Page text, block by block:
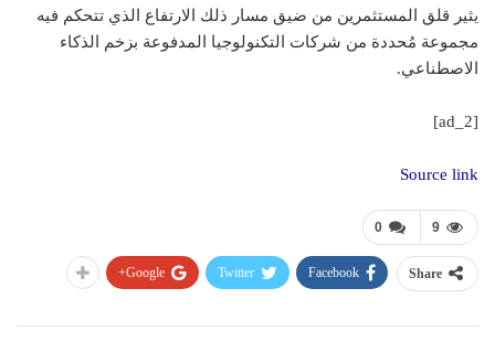
يثير قلق المستثمرين من ضيق مسار ذلك الارتفاع الذي تتحكم فيه
مجموعة مُحددة من شركات التكنولوجيا المدفوعة بزخم الذكاء
الاصطناعي.
[ad_2]
Source link
0 9
Share
Facebook
Twitter
Google+